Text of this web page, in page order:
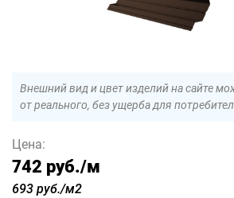
Внешний вид и цвет изделий на сайте
от реального, без ущерба для
Цена:
742 руб./м
693 руб./м2